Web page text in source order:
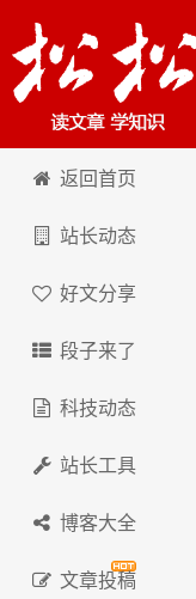
卢松松博客
返回首页
站长动态
好文分享
段子来了
科技动态
站长工具
博客大全
文章投稿